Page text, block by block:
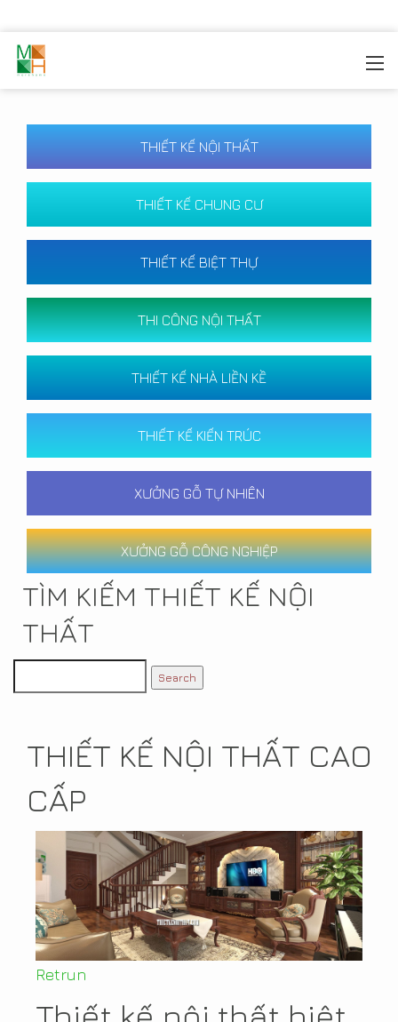
THIẾT KẾ NỘI THẤT
THIẾT KẾ CHUNG CƯ
THIẾT KẾ BIỆT THỰ
THI CÔNG NỘI THẤT
THIẾT KẾ NHÀ LIỀN KỀ
THIẾT KẾ KIẾN TRÚC
XƯỞNG GỖ TỰ NHIÊN
XƯỞNG GỖ CÔNG NGHIỆP
TÌM KIẾM THIẾT KẾ NỘI
THẤT
THIẾT KẾ NỘI THẤT CAO
CẤP
Retrun